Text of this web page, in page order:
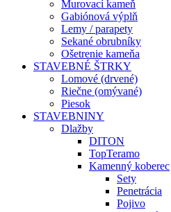
Murovací kameň
Gabiónová výplň
Lemy / parapety
Sekané obrubníky
Ošetrenie kameňa
STAVEBNÉ ŠTRKY
Lomové (drvené)
Riečne (omývané)
Piesok
STAVEBNINY
Dlažby
DITON
TopTeramo
Kamenný koberec
Sety
Penetrácia
Pojivo